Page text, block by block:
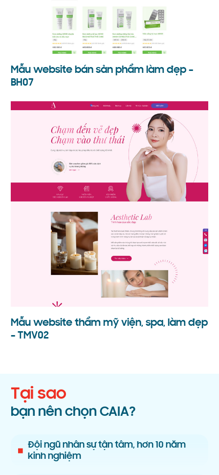
Mẫu website bán sản phẩm làm đẹp –
BH07
Mẫu website thẩm mỹ viện, spa, làm đẹp
– TMV02
Tại sao
bạn nên chọn CAIA?
Đội ngũ nhân sự tận tâm, hơn 10 năm
kinh nghiệm